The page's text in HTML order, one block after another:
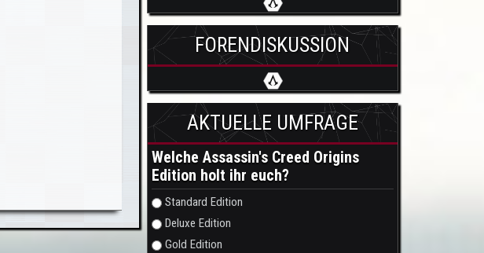
FORENDISKUSSION
AKTUELLE UMFRAGE
Welche Assassin's Creed Origins
Edition holt ihr euch?
Auswahlmöglichkeiten
Standard Edition
Deluxe Edition
Gold Edition